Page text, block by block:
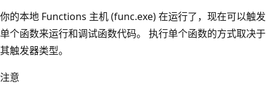
你的本地 Functions 主机 (func.exe) 在运行了，现在可以触发
单个函数来运行和调试函数代码。 执行单个函数的方式取决于
其触发器类型。
注意